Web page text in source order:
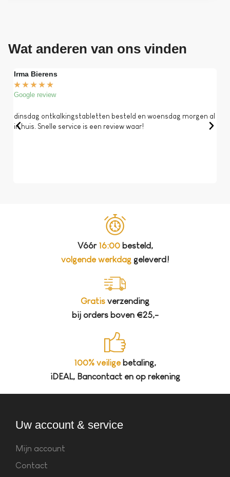
Wat anderen van ons vinden
Irma Bierens
★ ★ ★ ★ ★
Google review
dinsdag ontkalkingstabletten besteld en woensdag morgen al
in huis. Snelle service is een review waar!
Vóór 16:00besteld,
volgende werkdaggeleverd!
Gratis verzending
bij orders boven €25,-
100% veiligebetaling,
iDEAL, Bancontact en op rekening
Uw account & service
Mijn account
Contact